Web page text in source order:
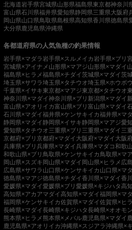
北海道岩手県宮城県山形県福島県東京都神奈川
富山県石川県福井県愛知県静岡県三重県大阪府
岡山県山口県鳥取県島根県高知県香川県徳島県
大分県 鹿児島県沖縄県
各都道府県の人気魚種の釣果情報
岩手県×マダラ 岩手県×スルメイカ 岩手県×ブリ
宮城県×アイナメ 山形県×マアジ山形県×マダイ
福島県×ヒラメ福島県×チダイ茨城県×マダイ茨
埼玉県×サワラ埼玉県×タチウオ埼玉県×ホウボウ
千葉県×イサキ東京都×マアジ東京都×タチウオ
神奈川県×マダイ神奈川県×ブリ 新潟県×マダイ
富山県×アオリイカ富山県×ブリ 富山県×マダイ
石川県×マダイ福井県×ケンサキイカ福井県×マ
静岡県×マダイ静岡県×イサキ静岡県×マアジ愛
愛知県×タチウオ三重県×ブリ 三重県×マダイ 三
京都府×ブリ 京都府×マダイ 大阪府×マダイ 大阪
兵庫県×ブリ 兵庫県×マダイ兵庫県×マダコ和歌
和歌山県×ブリ 鳥取県×ケンサキイカ 鳥取県×マ
岡山県×スズキ岡山県×マダイ 岡山県×ヒラメ 広
広島県×サワラ 山口県×ケンサキイカ 山口県×マ
徳島県×マアジ徳島県×チダイ香川県×マダイ香
愛媛県×マダイ愛媛県×ブリ 愛媛県×キジハタ高
高知県×アカアマダイ高知県×マダイ福岡県×マ
福岡県×ケンサキイカ佐賀県×マダイ佐賀県×ヒ
長崎県×マダイ長崎県×キジハタ長崎県×オオモ
熊本県×ヒラメ 熊本県×メバル鹿児島県×マダイ
鹿児島県×アオリイカ沖縄県×スジアラ沖縄県×